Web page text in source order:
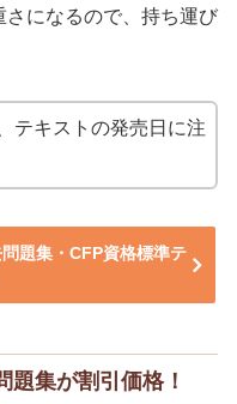
になるので、持ち運び
テキストの発売日に注
題集・CFP資格標準テ
題集が割引価格！